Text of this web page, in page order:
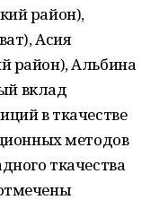
район),
Асия
район), Альбина
вклад
в ткачестве
методов
ткачества